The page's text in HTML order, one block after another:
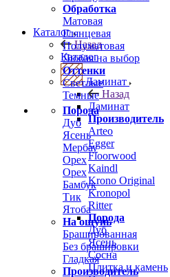
Обработка
Матовая
Глянцевая
Полуматовая
Любая на выбор
Оттенки
Светлые
Темные
Порода
Дуб
Ясень
Мербау
Орех
Орех
Бамбук
Тик
Ятоба
На ощупь
Брашированная
Без брашировки
Гладкая
Производитель
Каталог
Назад
Каталог
Ламинат
Назад
Ламинат
Производитель
Arteo
Egger
Floorwood
Kaindl
Krono Original
Kronopol
Ritter
Порода
Дуб
Ясень
Сосна
Плитка и камень